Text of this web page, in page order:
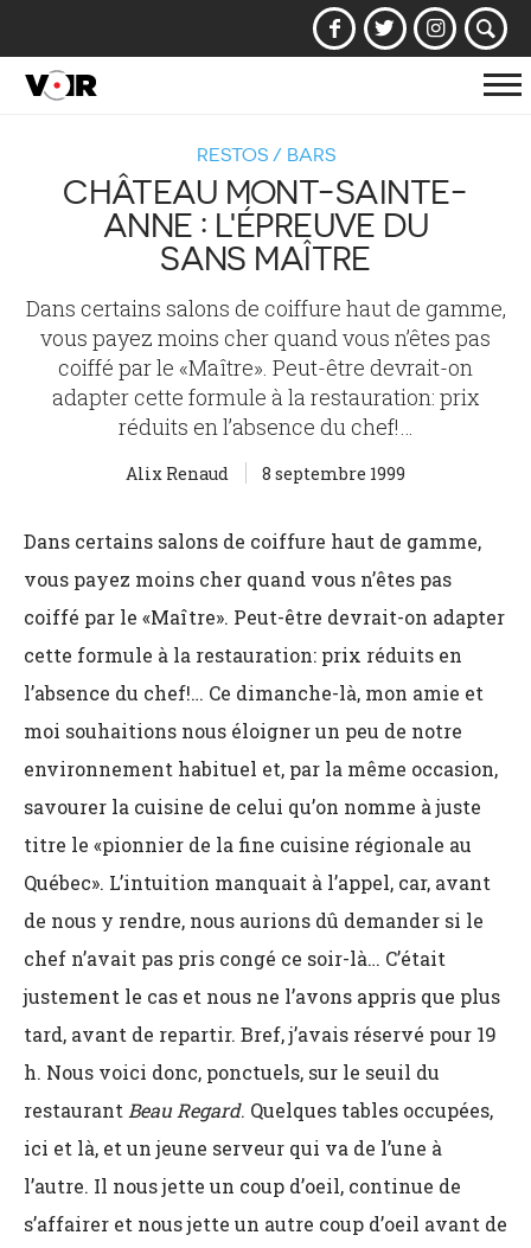
RESTOS / BARS
CHÂTEAU MONT-SAINTE-
ANNE : L'ÉPREUVE DU
SANS MAÎTRE
Dans certains salons de coiffure haut de gamme,
vous payez moins cher quand vous n’êtes pas
coiffé par le «Maître». Peut-être devrait-on
adapter cette formule à la restauration: prix
réduits en l’absence du chef!…
Alix Renaud 8 septembre 1999
Dans certains salons de coiffure haut de gamme,
vous payez moins cher quand vous n’êtes pas
coiffé par le «Maître». Peut-être devrait-on adapter
cette formule à la restauration: prix réduits en
l’absence du chef!… Ce dimanche-là, mon amie et
moi souhaitions nous éloigner un peu de notre
environnement habituel et, par la même occasion,
savourer la cuisine de celui qu’on nomme à juste
titre le «pionnier de la fine cuisine régionale au
Québec». L’intuition manquait à l’appel, car, avant
de nous y rendre, nous aurions dû demander si le
chef n’avait pas pris congé ce soir-là… C’était
justement le cas et nous ne l’avons appris que plus
tard, avant de repartir. Bref, j’avais réservé pour 19
h. Nous voici donc, ponctuels, sur le seuil du
restaurant Beau Regard. Quelques tables occupées,
ici et là, et un jeune serveur qui va de l’une à
l’autre. Il nous jette un coup d’oeil, continue de
s’affairer et nous jette un autre coup d’oeil avant de